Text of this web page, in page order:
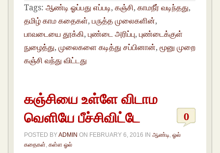
Tags: ஆண்டி ஓப்பது எப்படி,கஞ்சி,காமநீர் வடிந்தது,
தமிழ் காம கதைகள்,பருத்த முலைகளின்,
பாவடையை தூக்கி,புண்டை அரிப்பு,புண்டைக்குள்
நுழைத்து,முலைகளை கடித்து சப்பினான்,மூனு முறை
கஞ்சி வந்து விட்டது
கஞ்சியை உள்ளே விடாம
வெளியே பீச்சிவிட்டே
0
POSTED BYADMIN ON FEBRUARY 6, 2016 INஆண்டி ,ஓல்
கதைகள் ,கள்ள ஓல்